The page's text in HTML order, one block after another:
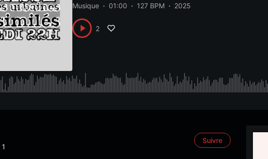
Musique 01:00 127 BPM 2025
2
1
Suivre